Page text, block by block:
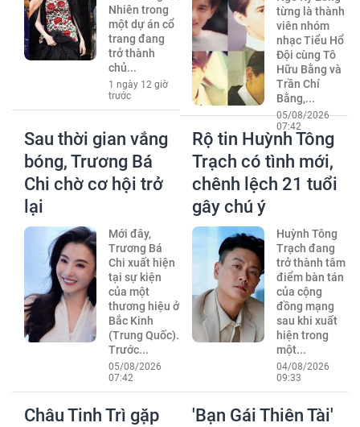
Nhiên trong
một dự án cổ
trang đang
trở thành
chủ...
1 ngày 12 giờ
trước
từng là thành
viên nhóm
nhạc Tiểu Hổ
Đội cùng Tô
Hữu Bằng và
Trần Chí
Bằng,...
05/08/2026
07:42
Sau thời gian vắng
bóng, Trương Bá
Chi chờ cơ hội trở
lại
Mới đây,
Trương Bá
Chi xuất hiện
tại sự kiện
của một
thương hiệu ở
Bắc Kinh
(Trung Quốc).
Trước...
05/08/2026
07:42
Rộ tin Huỳnh Tông
Trạch có tình mới,
chênh lệch 21 tuổi
gây chú ý
Huỳnh Tông
Trạch đang
trở thành tâm
điểm bàn tán
của cộng
đồng mạng
sau khi xuất
hiện trong
một...
04/08/2026
09:33
Châu Tinh Trì gặp
'Bạn Gái Thiên Tài'